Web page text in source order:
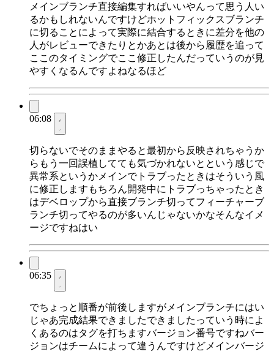
メインブランチ直接編集すればいいやんって思う人い
るかもしれないんですけどホットフィックスブランチ
に切ることによって実際に結合するときに差分を他の
人がレビューできたりとかあとは後から履歴を追って
ここのタイミングでここ修正したんだっていうのが見
やすくなるんですよねなるほど
06:08
切らないでそのままやると最初から反映されちゃうか
らもう一回誤植してても気づかれないとという感じで
異常系というかメインでトラブったときはそういう風
に修正しますもちろん開発中にトラブっちゃったとき
はデベロップから直接ブランチ切ってフィーチャーブ
ランチ切ってやるのが多いんじゃないかなそんなイメ
ージですねはい
06:35
でちょっと順番が前後しますがメインブランチにはい
じゃあ完成結果できましたできましたっていう時によ
くあるのはタグを打ちますバージョン番号ですねバー
ジョンはチームによって違うんですけどメインバージ